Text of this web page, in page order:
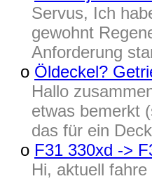
Servus, Ich
gewohnt
Anforderung
o Öldeckel?
Hallo
etwas bemerkt
das für ein
o F31 330xd ->
Hi, aktuell